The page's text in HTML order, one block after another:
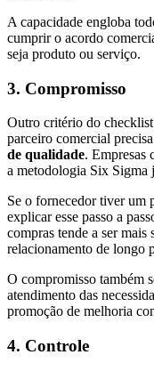
A capacidade engloba
cumprir o acordo
seja produto ou serviço.
3. Compromisso
Outro critério do
parceiro comercial
de qualidade. Empresas
a metodologia Six Sigma
Se o fornecedor tiver um
explicar esse passo a
compras tende a ser
relacionamento de longo
O compromisso também
atendimento das
promoção de melhoria
4. Controle